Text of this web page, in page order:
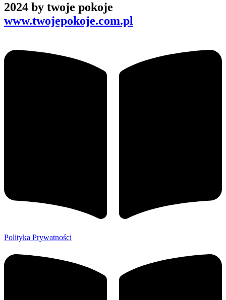
2024 by twoje pokoje
www.twojepokoje.com.pl
Polityka Prywatności